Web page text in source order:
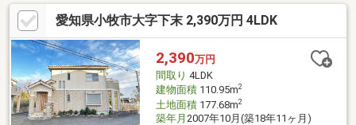
愛知県小牧市大字下末 2,390万円 4LDK
2,390万円
間取り 4LDK
建物面積110.95m2
土地面積177.68m2
築年月 2007年10月(築18年11ヶ月)